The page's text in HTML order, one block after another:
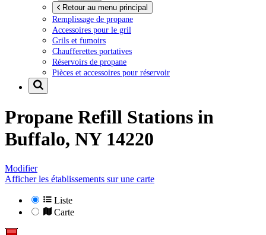
Retour au menu principal
Remplissage de propane
Accessoires pour le gril
Grils et fumoirs
Chaufferettes portatives
Réservoirs de propane
Pièces et accessoires pour réservoir
Propane Refill Stations in
Buffalo, NY 14220
Modifier
Afficher les établissements sur une carte
Liste
Carte